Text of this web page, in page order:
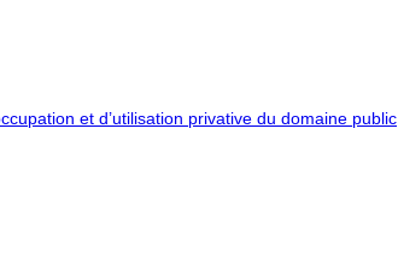
et d’utilisation privative du domaine public